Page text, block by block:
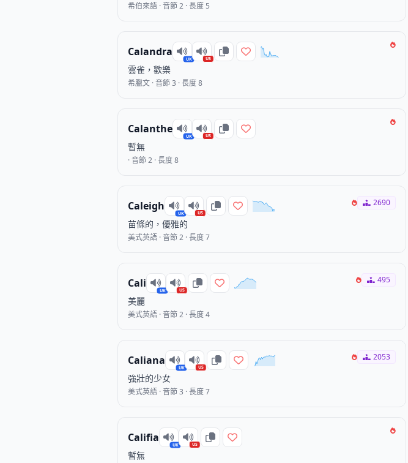
希伯來語 · 音節 2 · 長度 5
Calandra
UK US
雲雀，歡樂
希臘文 · 音節 3 · 長度 8
Calanthe
UK US
暫無
· 音節 2 · 長度 8
Caleigh
UK US
苗條的，優雅的
美式英語 · 音節 2 · 長度 7
2690
Cali
UK US
美麗
美式英語 · 音節 2 · 長度 4
495
Caliana
UK US
強壯的少女
美式英語 · 音節 3 · 長度 7
2053
Califia
UK US
暫無